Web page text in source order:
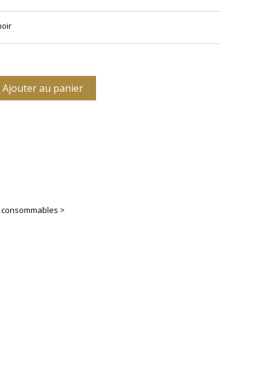
Ajouter au panier
>